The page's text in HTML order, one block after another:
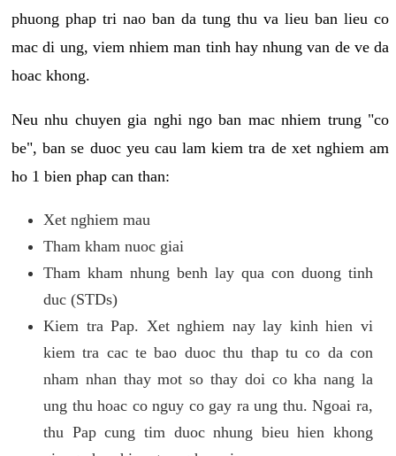
phuong phap tri nao ban da tung thu va lieu ban lieu co
mac di ung, viem nhiem man tinh hay nhung van de ve da
hoac khong.
Neu nhu chuyen gia nghi ngo ban mac nhiem trung "co
be", ban se duoc yeu cau lam kiem tra de xet nghiem am
ho 1 bien phap can than:
Xet nghiem mau
Tham kham nuoc giai
Tham kham nhung benh lay qua con duong tinh
duc (STDs)
Kiem tra Pap. Xet nghiem nay lay kinh hien vi
kiem tra cac te bao duoc thu thap tu co da con
nham nhan thay mot so thay doi co kha nang la
ung thu hoac co nguy co gay ra ung thu. Ngoai ra,
thu Pap cung tim duoc nhung bieu hien khong